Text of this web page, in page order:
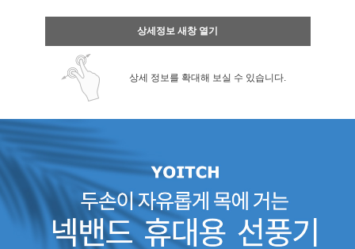
상세정보 새창 열기
상세 정보를 확대해 보실 수 있습니다.